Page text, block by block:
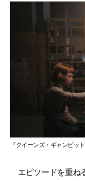
『クイーンズ・ギャンビット
エピソードを重ね